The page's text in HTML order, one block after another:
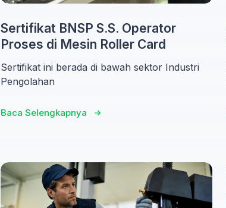
Sertifikat BNSP S.S. Operator
Proses di Mesin Roller Card
Sertifikat ini berada di bawah sektor Industri
Pengolahan
Baca Selengkapnya